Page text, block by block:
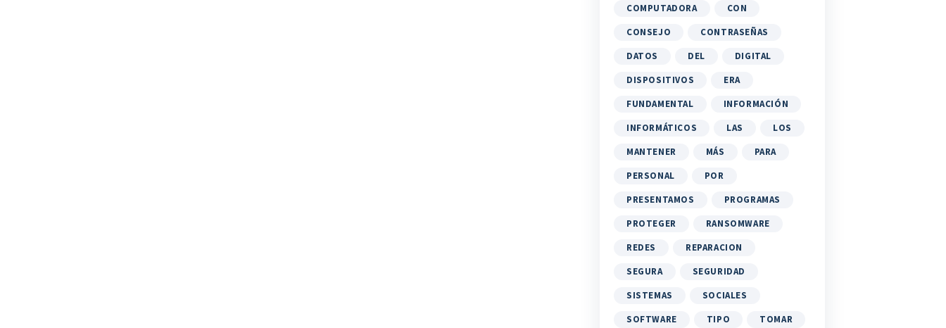
COMPUTADORA
CON
CONSEJO
CONTRASEÑAS
DATOS
DEL
DIGITAL
DISPOSITIVOS
ERA
FUNDAMENTAL
INFORMACIÓN
INFORMÁTICOS
LAS
LOS
MANTENER
MÁS
PARA
PERSONAL
POR
PRESENTAMOS
PROGRAMAS
PROTEGER
RANSOMWARE
REDES
REPARACION
SEGURA
SEGURIDAD
SISTEMAS
SOCIALES
SOFTWARE
TIPO TOMAR